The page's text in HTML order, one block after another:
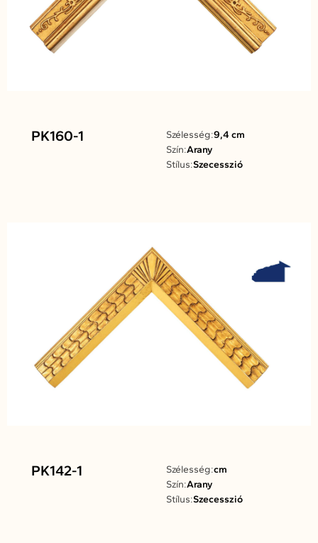
PK160-1 Szélesség:9,4 cm
Szín:Arany
Stílus:Szecesszió
PK142-1 Szélesség:cm
Szín:Arany
Stílus:Szecesszió